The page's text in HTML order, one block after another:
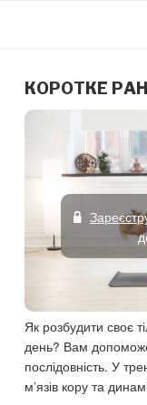
КОРОТКЕ
Як розбудити своє
день? Вам допоможе
послідовність. У
м’язів кору та